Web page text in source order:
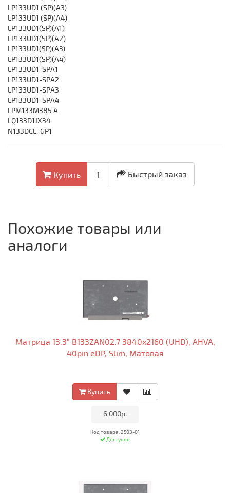
LP133UD1 (SP)(A3)
LP133UD1 (SP)(A4)
LP133UD1(SP)(A1)
LP133UD1(SP)(A2)
LP133UD1(SP)(A3)
LP133UD1(SP)(A4)
LP133UD1-SPA1
LP133UD1-SPA2
LP133UD1-SPA3
LP133UD1-SPA4
LPM133M385 A
LQ133D1JX34
N133DCE-GP1
Купить Быстрый заказ
Похожие товары или
аналоги
Матрица 13.3" B133ZAN02.7 3840x2160 (UHD), AHVA,
40pin eDP, Slim, Матовая
Купить
6 000р.
Код товара: 2503-01
Доступно